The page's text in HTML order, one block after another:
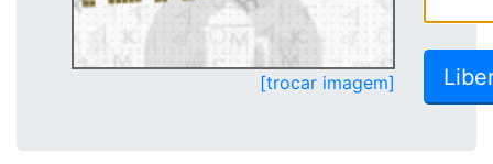
[trocar imagem]